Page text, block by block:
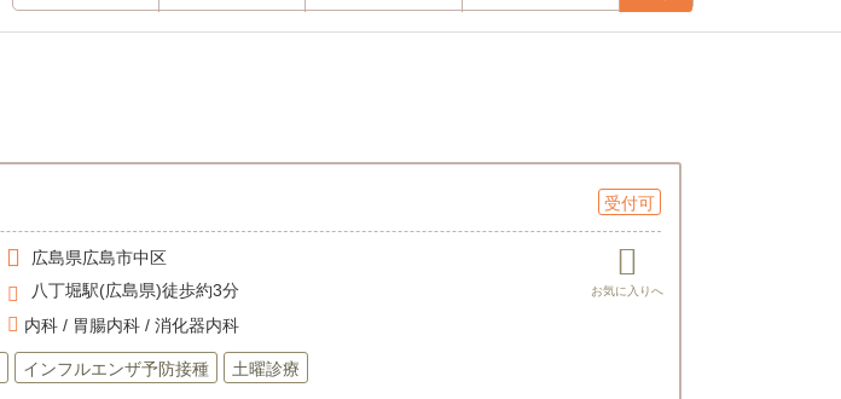
受付可
広島県広島市中区
八丁堀駅(広島県)徒歩約3分
内科 / 胃腸内科 / 消化器内科
インフルエンザ予防接種 土曜診療